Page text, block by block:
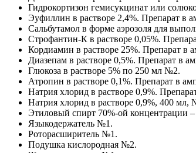
Гидрокортизон гемисукцинат или
Эуфиллин в растворе 2,4%. Препарат в
Сальбутамол в форме аэрозоля для
Строфантин-К в растворе 0,05%.
Кордиамин в растворе 25%. Препарат в
Диазепам в растворе 0,5%. Препарат в
Глюкоза в растворе 5% по 250 мл №2.
Атропин в растворе 0,1%. Препарат в
Натрия хлорид в растворе 0,9%.
Натрия хлорид в растворе 0,9%, 400 мл,
Этиловый спирт 70%-ой концентрации
Языкодержатель №1.
Роторасширитель №1.
Подушка кислородная №2.